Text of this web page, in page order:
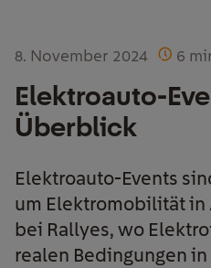
8. November 2024 6
Elektroauto-
Überblick
Elektroauto-Events
um Elektromobilität in
bei Rallyes, wo
realen Bedingungen